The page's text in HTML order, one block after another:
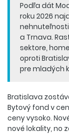
Podľa dát
roku 2026
a Trnava.
sektore,
oproti
pre mladých
Bratislava
Bytový fond v
ceny vysoko.
nové lokality, no